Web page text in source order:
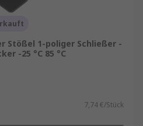
Stößel 1-poliger Schließer -
-25 °C 85 °C
7,74 €/Stück